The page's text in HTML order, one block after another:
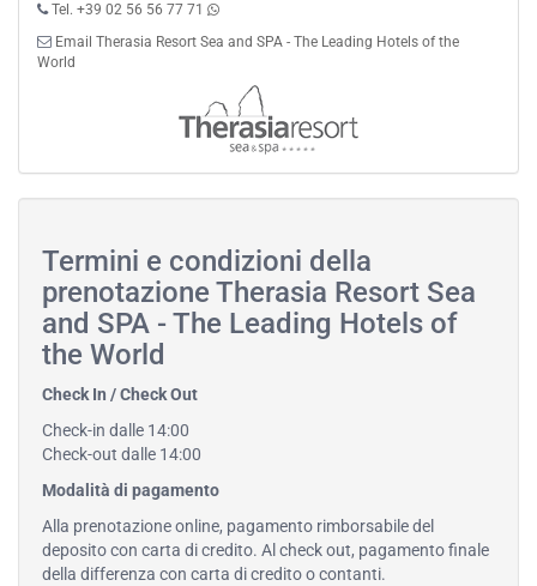
Tel. +39 02 56 56 77 71
Email Therasia Resort Sea and SPA - The Leading Hotels of the
World
Termini e condizioni della
prenotazione Therasia Resort Sea
and SPA - The Leading Hotels of
the World
Check In / Check Out
Check-in dalle 14:00
Check-out dalle 14:00
Modalità di pagamento
Alla prenotazione online, pagamento rimborsabile del
deposito con carta di credito. Al check out, pagamento finale
della differenza con carta di credito o contanti.